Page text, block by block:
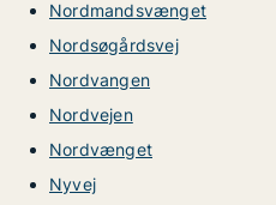
Nordmandsvænget
Nordsøgårdsvej
Nordvangen
Nordvejen
Nordvænget
Nyvej